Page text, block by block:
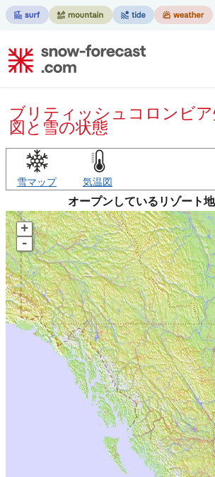
ブリティッシュコロンビア州用の天気
図と雪の状態
雪マップ 気温図
オープンしているリゾート
+
-